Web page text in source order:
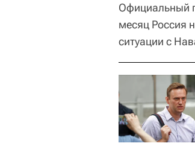
Официальный
месяц Россия
ситуации с